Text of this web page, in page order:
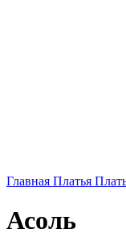
Главная Платья
Асоль